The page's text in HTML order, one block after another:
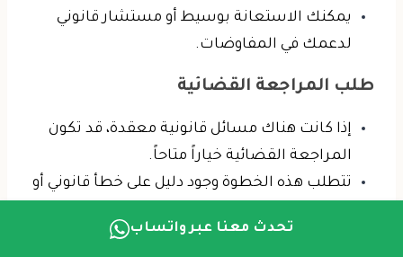
تحدث معنا عبر واتساب
يمكنك الاستعانة بوسيط أو مستشار قانوني
لدعمك في المفاوضات.
طلب المراجعة القضائية
إذا كانت هناك مسائل قانونية معقدة، قد تكون
المراجعة القضائية خياراً متاحاً.
تتطلب هذه الخطوة وجود دليل على خطأ قانوني أو